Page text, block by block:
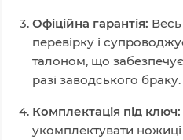
Офіційна гарантія:
перевірку і
талоном, що
разі заводського браку.
Комплектація під ключ:
укомплектувати